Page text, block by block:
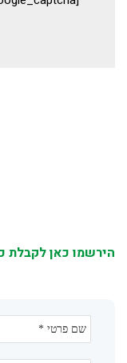
הירשמו כאן לקבלת